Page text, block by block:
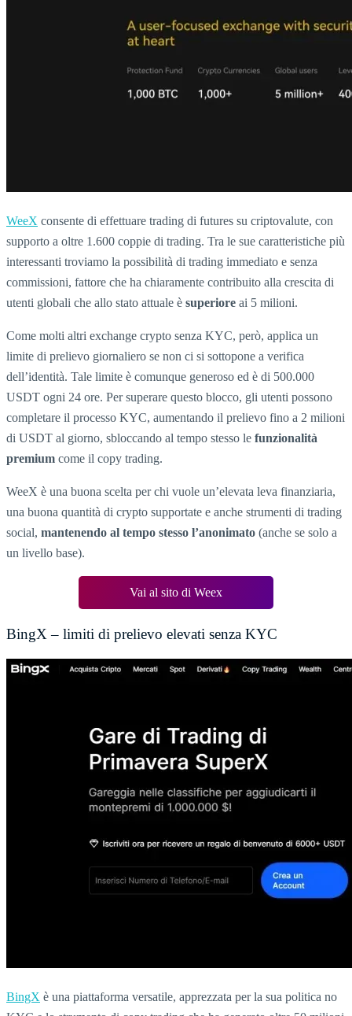
WeeX consente di effettuare trading di futures su criptovalute, con
supporto a oltre 1.600 coppie di trading. Tra le sue caratteristiche più
interessanti troviamo la possibilità di trading immediato e senza
commissioni, fattore che ha chiaramente contribuito alla crescita di
utenti globali che allo stato attuale è superiore ai 5 milioni.
Come molti altri exchange crypto senza KYC, però, applica un
limite di prelievo giornaliero se non ci si sottopone a verifica
dell’identità. Tale limite è comunque generoso ed è di 500.000
USDT ogni 24 ore. Per superare questo blocco, gli utenti possono
completare il processo KYC, aumentando il prelievo fino a 2 milioni
di USDT al giorno, sbloccando al tempo stesso le funzionalità
premium come il copy trading.
WeeX è una buona scelta per chi vuole un’elevata leva finanziaria,
una buona quantità di crypto supportate e anche strumenti di trading
social, mantenendo al tempo stesso l’anonimato (anche se solo a
un livello base).
Vai al sito di Weex
BingX – limiti di prelievo elevati senza KYC
BingX è una piattaforma versatile, apprezzata per la sua politica no